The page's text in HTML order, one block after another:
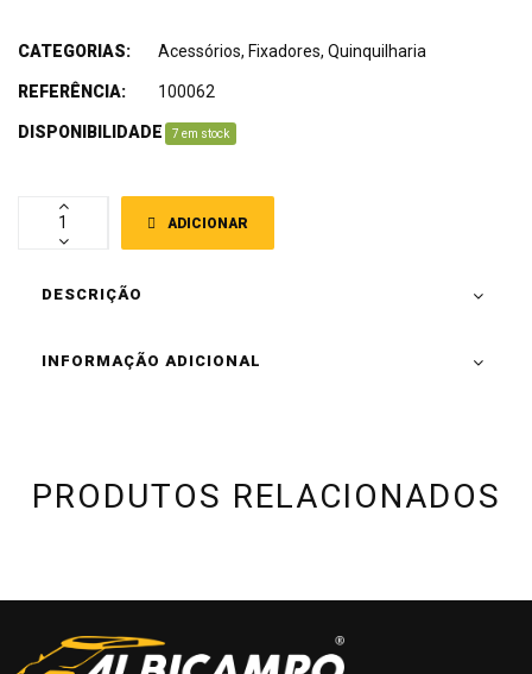
ADICIONAR
CATEGORIAS: Acessórios, Fixadores, Quinquilharia
REFERÊNCIA: 100062
DISPONIBILIDADE: 7 em stock
DESCRIÇÃO
INFORMAÇÃO ADICIONAL
PRODUTOS RELACIONADOS